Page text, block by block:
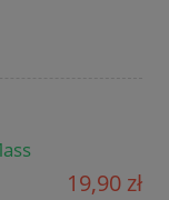
19,90 zł